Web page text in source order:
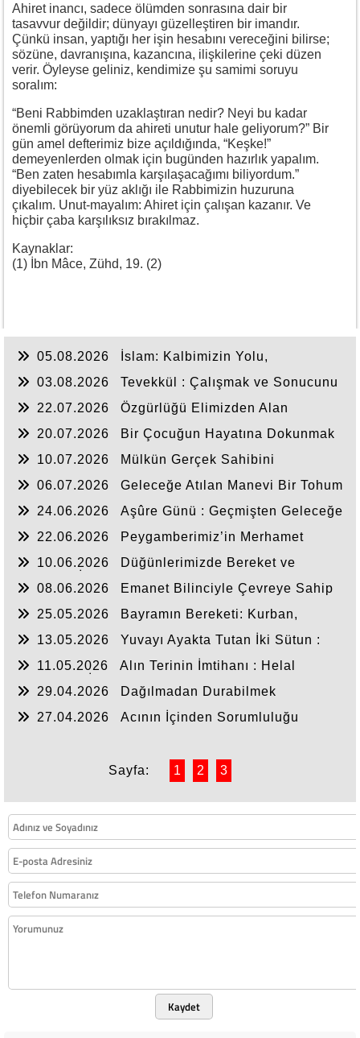
Ahiret inancı, sadece ölümden sonrasına dair bir
tasavvur değildir; dünyayı güzelleştiren bir imandır.
Çünkü insan, yaptığı her işin hesabını vereceğini bilirse;
sözüne, davranışına, kazancına, ilişkilerine çeki düzen
verir. Öyleyse geliniz, kendimize şu samimi soruyu
soralım:
“Beni Rabbimden uzaklaştıran nedir? Neyi bu kadar
önemli görüyorum da ahireti unutur hale geliyorum?” Bir
gün amel defterimiz bize açıldığında, “Keşke!”
demeyenlerden olmak için bugünden hazırlık yapalım.
“Ben zaten hesabımla karşılaşacağımı biliyordum.”
diyebilecek bir yüz aklığı ile Rabbimizin huzuruna
çıkalım. Unut-mayalım: Ahiret için çalışan kazanır. Ve
hiçbir çaba karşılıksız bırakılmaz.
Kaynaklar:
(1) İbn Mâce, Zühd, 19. (2)
05.08.2026
İslam: Kalbimizin Yolu,
03.08.2026
Tevekkül : Çalışmak ve Sonucunu
22.07.2026
Özgürlüğü Elimizden Alan
20.07.2026
Bir Çocuğun Hayatına Dokunmak
10.07.2026
Mülkün Gerçek Sahibini
06.07.2026
Geleceğe Atılan Manevi Bir Tohum
24.06.2026
Aşûre Günü : Geçmişten Geleceğe
22.06.2026
Peygamberimiz’in Merhamet
10.06.2026
Düğünlerimizde Bereket ve
08.06.2026
Emanet Bilinciyle Çevreye Sahip
25.05.2026
Bayramın Bereketi: Kurban,
13.05.2026
Yuvayı Ayakta Tutan İki Sütun :
11.05.2026
Alın Terinin İmtihanı : Helal
29.04.2026
Dağılmadan Durabilmek
27.04.2026
Acının İçinden Sorumluluğu
Sayfa: 1 2 3
Kaydet